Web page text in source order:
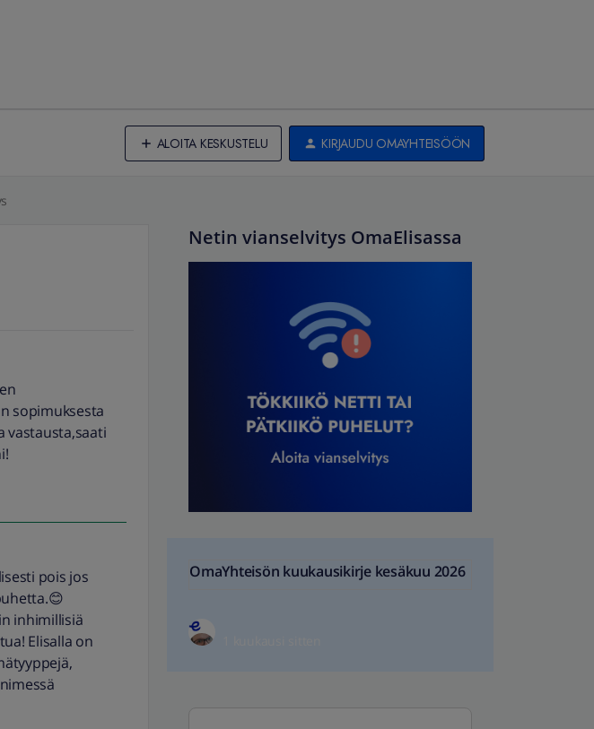
ALOITA KESKUSTELU KIRJAUDU OMAYHTEISÖÖN
sopimuksesta
vastausta,saati
pois jos
inhimillisiä
Elisalla on
Netin vianselvitys OmaElisassa
OmaYhteisön kuukausikirje kesäkuu 2026